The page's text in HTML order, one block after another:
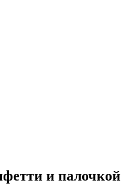
и палочкой